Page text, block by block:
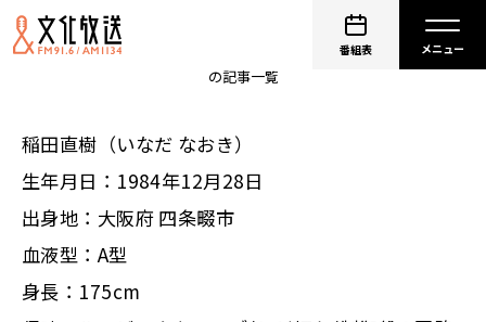
番組表
の記事一覧
稲田直樹（いなだ なおき）
生年月日：1984年12月28日
出身地：大阪府 四条畷市
血液型：A型
身長：175cm